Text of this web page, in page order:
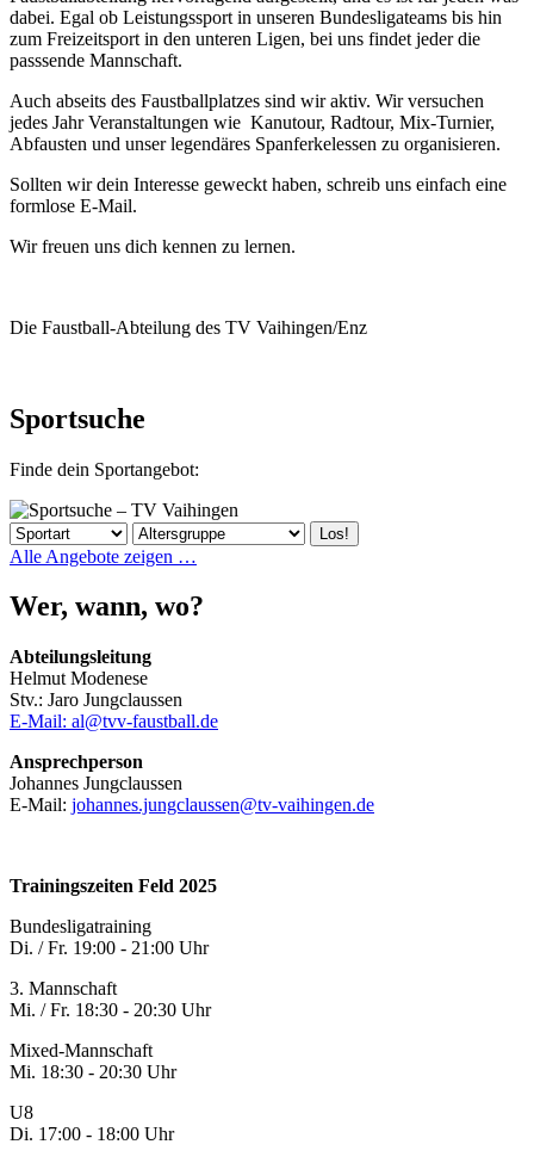
dabei. Egal ob Leistungssport in unseren Bundesligateams bis hin
zum Freizeitsport in den unteren Ligen, bei uns findet jeder die
passsende Mannschaft.
Auch abseits des Faustballplatzes sind wir aktiv. Wir versuchen
jedes Jahr Veranstaltungen wie Kanutour, Radtour, Mix-Turnier,
Abfausten und unser legendäres Spanferkelessen zu organisieren.
Sollten wir dein Interesse geweckt haben, schreib uns einfach eine
formlose E-Mail.
Wir freuen uns dich kennen zu lernen.
Die Faustball-Abteilung des TV Vaihingen/Enz
Sportsuche
Finde dein Sportangebot:
Alle Angebote zeigen …
Wer, wann, wo?
Abteilungsleitung
Helmut Modenese
Stv.: Jaro Jungclaussen
E-Mail: al@tvv-faustball.de
Ansprechperson
Johannes Jungclaussen
E-Mail: johannes.jungclaussen@tv-vaihingen.de
Trainingszeiten Feld 2025
Bundesligatraining
Di. / Fr. 19:00 - 21:00 Uhr
3. Mannschaft
Mi. / Fr. 18:30 - 20:30 Uhr
Mixed-Mannschaft
Mi. 18:30 - 20:30 Uhr
U8
Di. 17:00 - 18:00 Uhr